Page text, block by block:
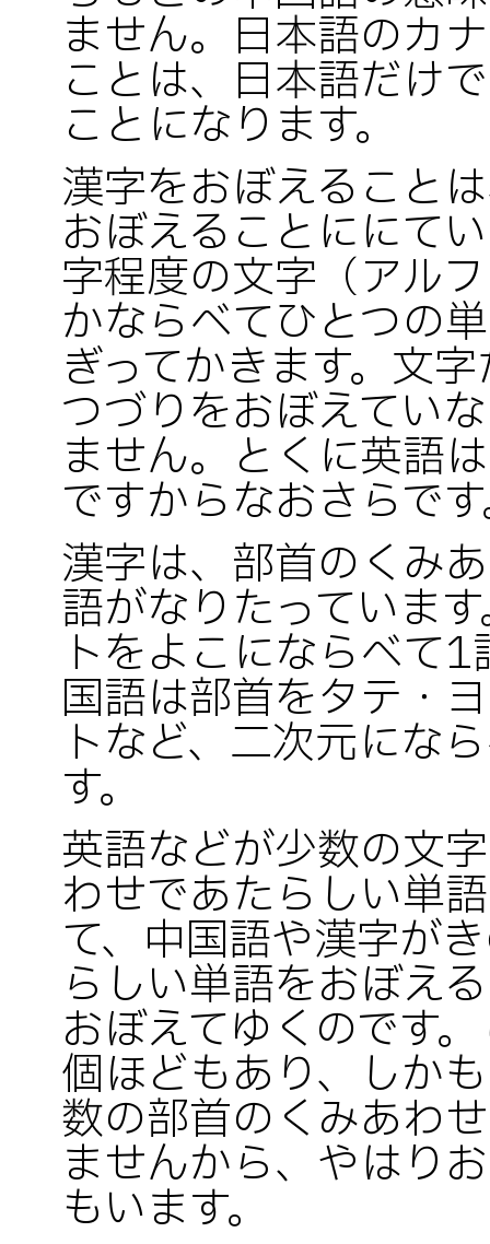
ません。日本語のカ
ことは、日本語だけ
ことになります。
漢字をおぼえること
おぼえることににて
字程度の文字（アル
かならべてひとつの
ぎってかきます。文
つづりをおぼえてい
ません。とくに英語
ですからなおさらで
漢字は、部首のくみ
語がなりたっていま
トをよこにならべて
国語は部首をタテ・
トなど、二次元にな
す。
英語などが少数の文
わせであたらしい単
て、中国語や漢字が
らしい単語をおぼえ
おぼえてゆくのです
個ほどもあり、しか
数の部首のくみあわ
ませんから、やはり
もいます。